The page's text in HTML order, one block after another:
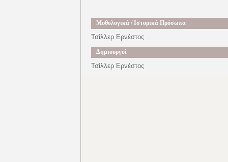
Μυθολογικά / Ιστορικά Πρόσωπα
Τσίλλερ Ερνέστος
Δημιουργοί
Τσίλλερ Ερνέστος